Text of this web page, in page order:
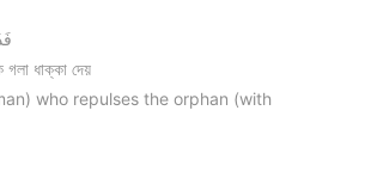
ধাক্কা দেয়
who repulses the orphan (with